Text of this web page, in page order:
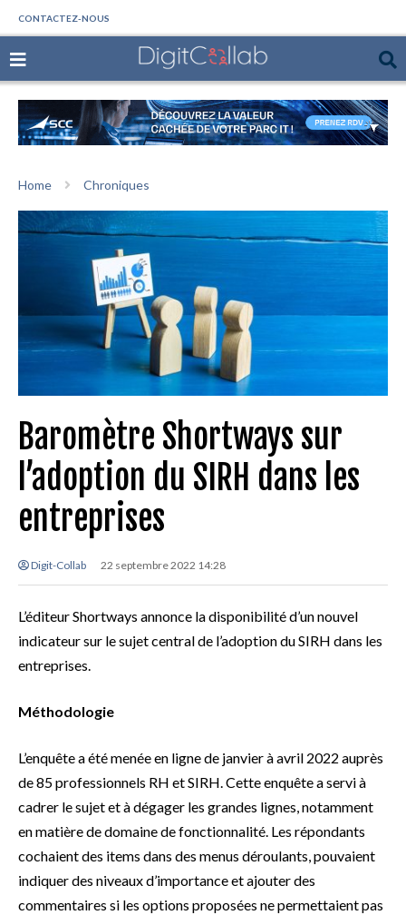
CONTACTEZ-NOUS
Home Chroniques
Baromètre Shortways sur
l’adoption du SIRH dans les
entreprises
Digit-Collab 22 septembre 2022 14:28
L’éditeur Shortways annonce la disponibilité d’un nouvel
indicateur sur le sujet central de l’adoption du SIRH dans les
entreprises.
Méthodologie
L’enquête a été menée en ligne de janvier à avril 2022 auprès
de 85 professionnels RH et SIRH. Cette enquête a servi à
cadrer le sujet et à dégager les grandes lignes, notamment
en matière de domaine de fonctionnalité. Les répondants
cochaient des items dans des menus déroulants, pouvaient
indiquer des niveaux d’importance et ajouter des
commentaires si les options proposées ne permettaient pas